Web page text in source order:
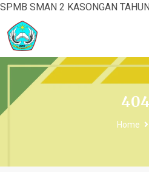
SPMB SMAN 2 KASONGAN
404
Home